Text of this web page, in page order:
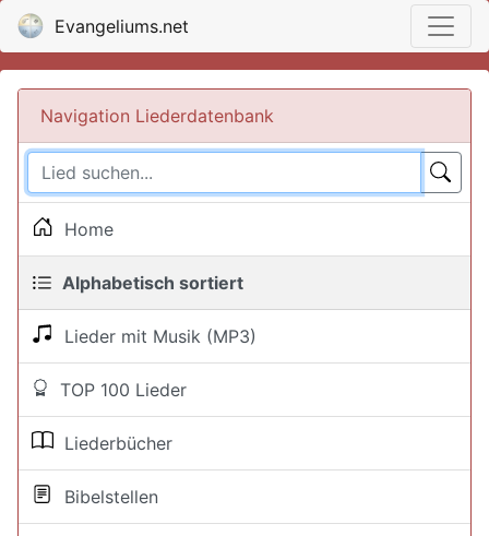
Evangeliums.net
Navigation Liederdatenbank
Home
Alphabetisch sortiert
Lieder mit Musik (MP3)
TOP 100 Lieder
Liederbücher
Bibelstellen